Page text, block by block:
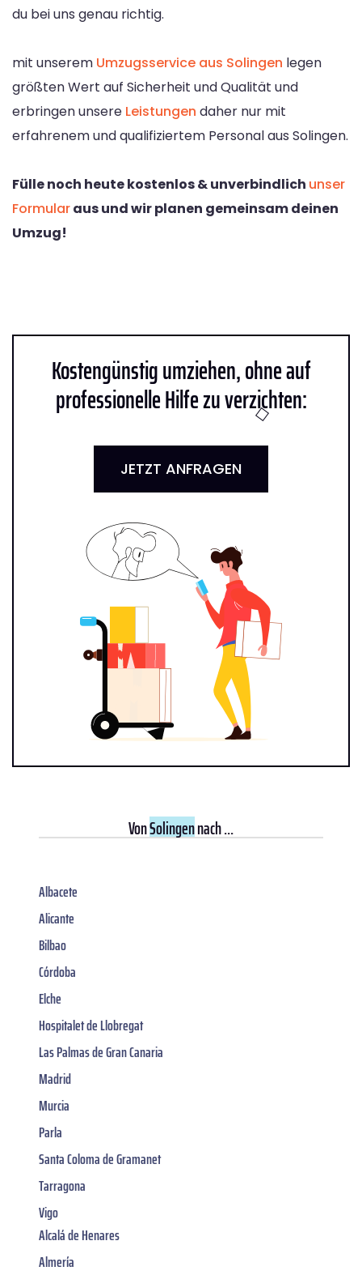
du bei uns genau richtig.
mit unserem Umzugsservice aus Solingen legen
größten Wert auf Sicherheit und Qualität und
erbringen unsere Leistungen daher nur mit
erfahrenem und qualifiziertem Personal aus Solingen.
Fülle noch heute kostenlos & unverbindlich unser
Formularaus und wir planen gemeinsam deinen
Umzug!
Kostengünstig umziehen, ohne auf
professionelle Hilfe zu verzichten:
JETZT ANFRAGEN
VonSolingennach ...
Albacete
Alicante
Bilbao
Córdoba
Elche
Hospitalet de Llobregat
Las Palmas de Gran Canaria
Madrid
Murcia
Parla
Santa Coloma de Gramanet
Tarragona
Vigo
Alcalá de Henares
Almería